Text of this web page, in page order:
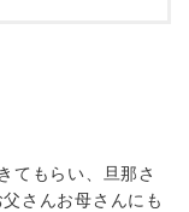
てもらい、旦那さ
さんお母さんにも